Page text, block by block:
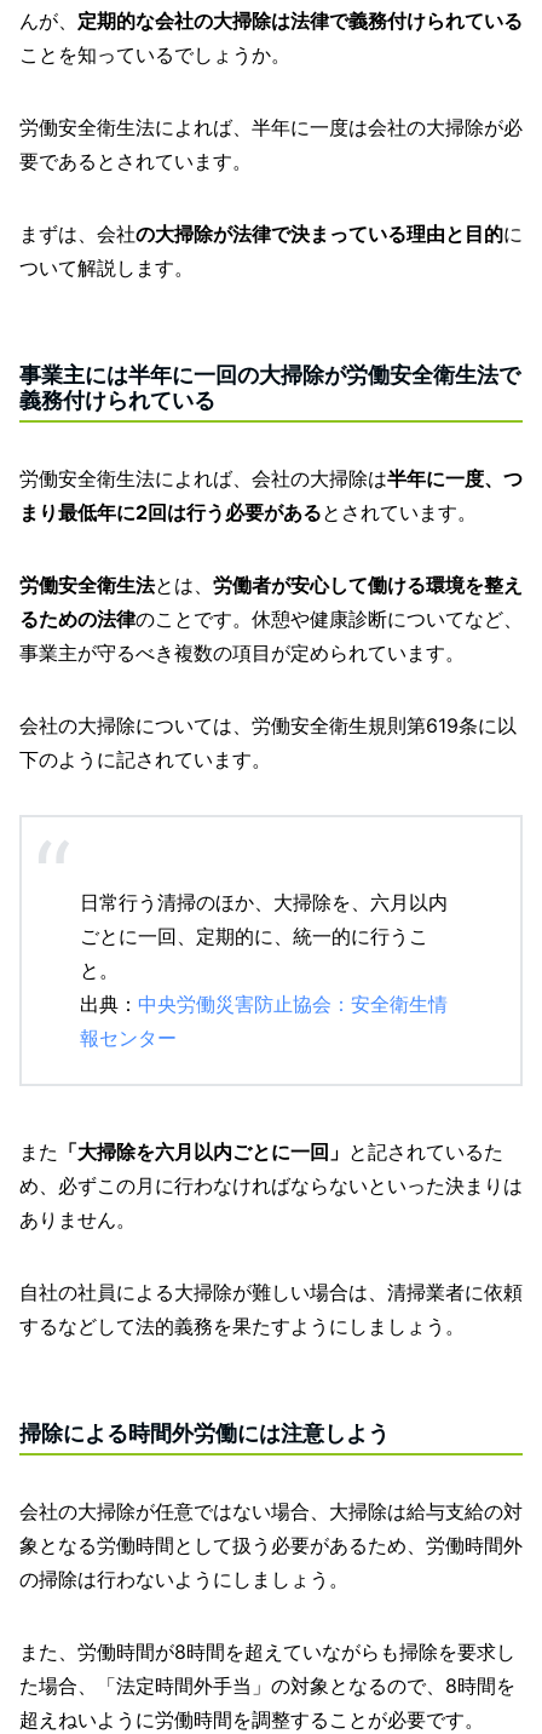
んが、 定期的な会社の大掃除は法律で義務付けられている
ことを知っているでしょうか。
労働安全衛生法によれば、半年に一度は会社の大掃除が必
要であるとされています。
まずは、会社の大掃除が法律で決まっている理由と目的に
ついて解説します。
事業主には半年に一回の大掃除が労働安全衛生法で
義務付けられている
労働安全衛生法によれば、会社の大掃除は半年に一度、つ
まり最低年に2回は行う必要があるとされています。
労働安全衛生法とは、 労働者が安心して働ける環境を整え
るための法律のことです。休憩や健康診断についてなど、
事業主が守るべき複数の項目が定められています。
会社の大掃除については、労働安全衛生規則第619条に以
下のように記されています。
日常行う清掃のほか、大掃除を、六月以内
ごとに一回、定期的に、統一的に行うこ
と。
出典： 中央労働災害防止協会：安全衛生情
報センター
また 「大掃除を六月以内ごとに一回」 と記されているた
め、必ずこの月に行わなければならないといった決まりは
ありません。
自社の社員による大掃除が難しい場合は、清掃業者に依頼
するなどして法的義務を果たすようにしましょう。
掃除による時間外労働には注意しよう
会社の大掃除が任意ではない場合、大掃除は給与支給の対
象となる労働時間として扱う必要があるため、労働時間外
の掃除は行わないようにしましょう。
また、労働時間が8時間を超えていながらも掃除を要求し
た場合、「法定時間外手当」の対象となるので、8時間を
超えねいように労働時間を調整することが必要です。